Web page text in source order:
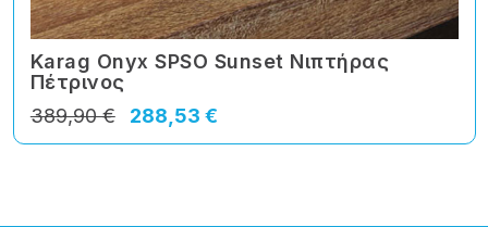
Karag Onyx SPSO Sunset Νιπτήρας
Πέτρινος
288,53 €
389,90 €